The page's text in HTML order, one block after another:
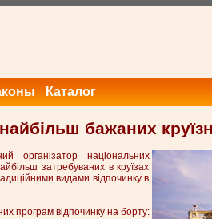
Каталог
бажаних
організатор національних
затребуваних в круїзах
видами відпочинку в
програм відпочинку на борту: